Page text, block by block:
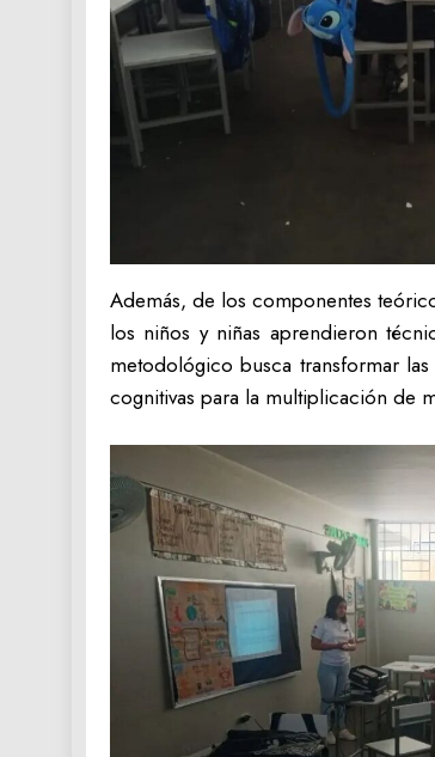
Además, de los componentes
los niños y niñas aprendieron
metodológico busca transformar
cognitivas para la multiplicación de